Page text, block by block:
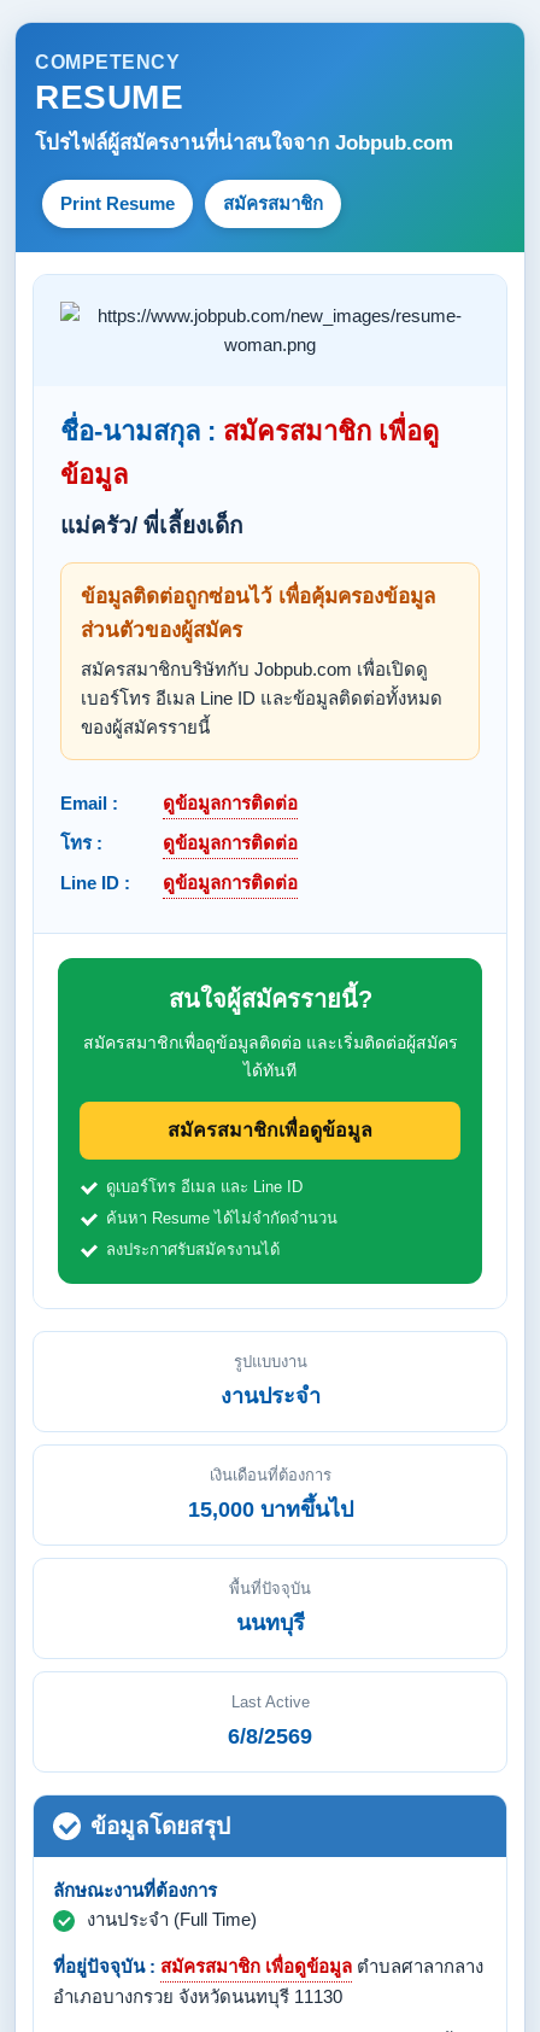
COMPETENCY
RESUME
โปรไฟล์ผู้สมัครงานที่น่าสนใจจาก Jobpub.com
Print Resume สมัครสมาชิก
ชื่อ-นามสกุล : สมัครสมาชิก เพื่อดู
ข้อมูล
แม่ครัว/ พี่เลี้ยงเด็ก
ข้อมูลติดต่อถูกซ่อนไว้ เพื่อคุ้มครองข้อมูล
ส่วนตัวของผู้สมัคร
สมัครสมาชิกบริษัทกับ Jobpub.com เพื่อเปิดดู
เบอร์โทร อีเมล Line ID และข้อมูลติดต่อทั้งหมด
ของผู้สมัครรายนี้
Email :
ดูข้อมูลการติดต่อ
โทร :
ดูข้อมูลการติดต่อ
Line ID :
ดูข้อมูลการติดต่อ
สนใจผู้สมัครรายนี้?
สมัครสมาชิกเพื่อดูข้อมูลติดต่อ และเริ่มติดต่อผู้สมัคร
ได้ทันที
สมัครสมาชิกเพื่อดูข้อมูล
ดูเบอร์โทร อีเมล และ Line ID
ค้นหา Resume ได้ไม่จำกัดจำนวน
ลงประกาศรับสมัครงานได้
รูปแบบงาน
งานประจำ
เงินเดือนที่ต้องการ
15,000 บาทขึ้นไป
พื้นที่ปัจจุบัน
นนทบุรี
Last Active
6/8/2569
ข้อมูลโดยสรุป
ลักษณะงานที่ต้องการ
งานประจำ (Full Time)
ที่อยู่ปัจจุบัน : สมัครสมาชิก เพื่อดูข้อมูล ตำบลศาลากลาง
อำเภอบางกรวย จังหวัดนนทบุรี 11130